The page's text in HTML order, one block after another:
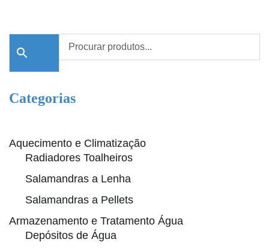
Categorias
Aquecimento e Climatização
Radiadores Toalheiros
Salamandras a Lenha
Salamandras a Pellets
Armazenamento e Tratamento Água
Depósitos de Água